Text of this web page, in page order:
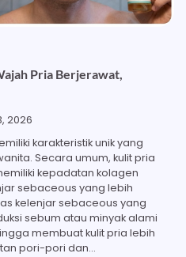
Pria Berjerawat,
2026
karakteristik unik yang
Secara umum, kulit pria
kepadatan kolagen
sebaceous yang lebih
kelenjar sebaceous yang
sebum atau minyak alami
membuat kulit pria lebih
pori-pori dan…